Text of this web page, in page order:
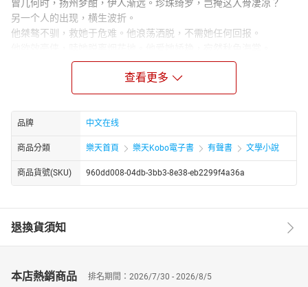
曾几何时，扬州梦酣，伊人渐远。珍珠绮罗，岂掩这入骨凄凉？
另一个人的出现，横生波折。
他桀骜不驯，救她于危难。他浪荡洒脱，不需她任何回报。
然而，她嫁入宅门，能否当真平安喜乐？
怀胎十月，深受猜忌。朱门绣户，步步荆棘。她曾经以为的两厢情
悦，白首偕老，不想终成云烟，成了一场刻骨铭心的决裂。
她自问，他当真便是她的良人？从今以后，她该当何去何从？
查看更多
品牌 中文在线
商品分類 樂天首頁 樂天Kobo電子書 有聲書 文學小說
商品貨號(SKU) 960dd008-04db-3bb3-8e38-eb2299f4a36a
退換貨須知
本店熱銷商品 排名期間：2026/7/30 - 2026/8/5